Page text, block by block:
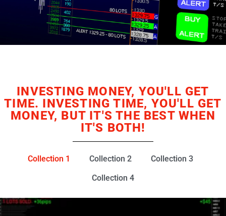
INVESTING MONEY, YOU'LL GET
TIME. INVESTING TIME, YOU'LL GET
MONEY, BUT IT'S THE BEST WHEN
IT'S BOTH!
Collection 1 Collection 2
Collection 3
Collection 4